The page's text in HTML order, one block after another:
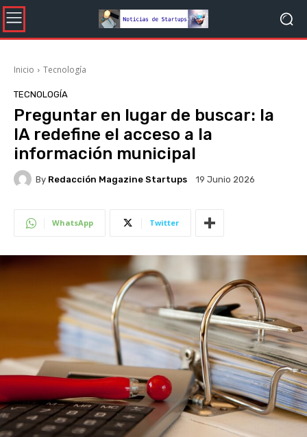
Inicio Tecnología
TECNOLOGÍA
Preguntar en lugar de buscar: la
IA redefine el acceso a la
información municipal
By Redacción Magazine Startups 19 Junio 2026
WhatsApp Twitter